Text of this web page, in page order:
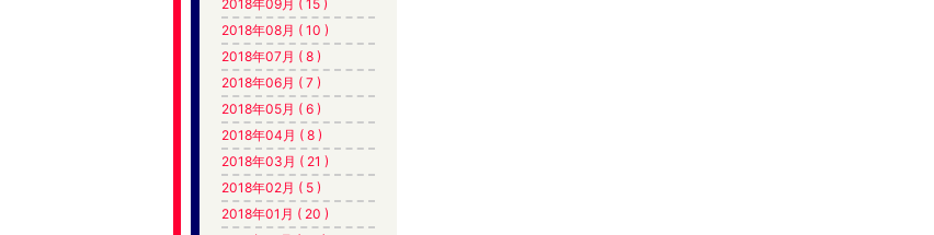
2018年09月 ( 15 )
2018年08月 ( 10 )
2018年07月 ( 8 )
2018年06月 ( 7 )
2018年05月 ( 6 )
2018年04月 ( 8 )
2018年03月 ( 21 )
2018年02月 ( 5 )
2018年01月 ( 20 )